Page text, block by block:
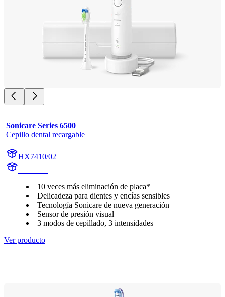
Sonicare Series 6500
Cepillo dental recargable
HX7410/02
10 veces más eliminación de placa*
Delicadeza para dientes y encías sensibles
Tecnología Sonicare de nueva generación
Sensor de presión visual
3 modos de cepillado, 3 intensidades
Ver producto